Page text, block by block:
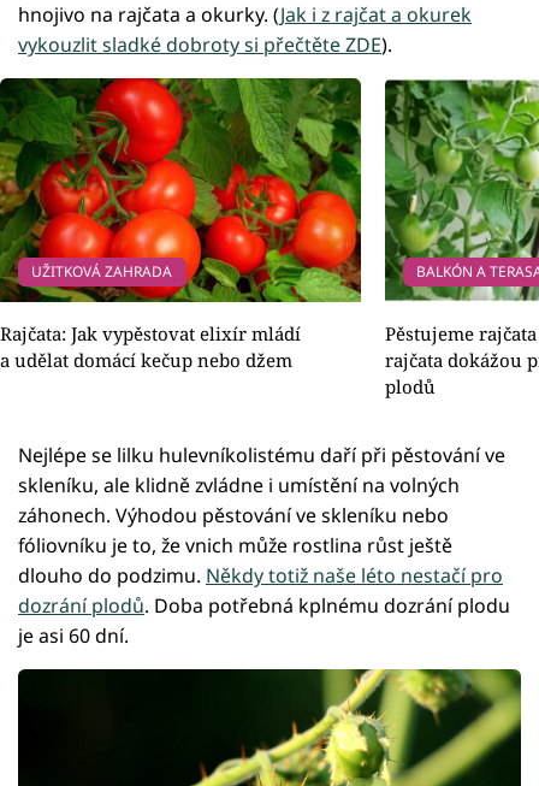
hnojivo na rajčata a okurky. (Jak i z rajčat a okurek
vykouzlit sladké dobroty si přečtěte ZDE).
UŽITKOVÁ ZAHRADA
Rajčata: Jak vypěstovat elixír mládí
a udělat domácí kečup nebo džem
BALKÓN A
Pěstujeme
rajčata dokážou
plodů
Nejlépe se lilku hulevníkolistému daří při pěstování ve
skleníku, ale klidně zvládne i umístění na volných
záhonech. Výhodou pěstování ve skleníku nebo
fóliovníku je to, že vnich může rostlina růst ještě
dlouho do podzimu. Někdy totiž naše léto nestačí pro
dozrání plodů. Doba potřebná kplnému dozrání plodu
je asi 60 dní.